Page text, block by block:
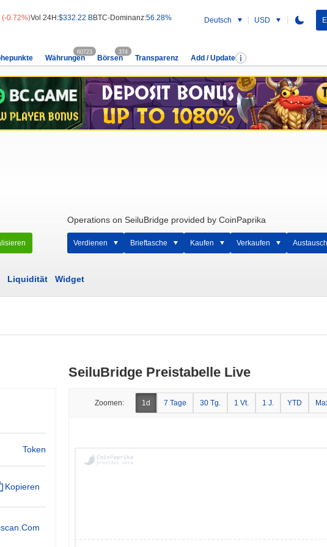
(-0.72%)Vol 24H:$332.22 BBTC-Dominanz:56.28% Deutsch USD
Währungen
60723
Börsen
374
Transparenz Add / Update
Operations on SeiluBridge provided by CoinPaprika
Verdienen Brieftasche Kaufen Verkaufen Austausch
Liquidität Widget
Token
Kopieren
SeiluBridge Preistabelle Live
Zoomen: 1d 7 Tage 30 Tg. 1 Vt. 1 J. YTD